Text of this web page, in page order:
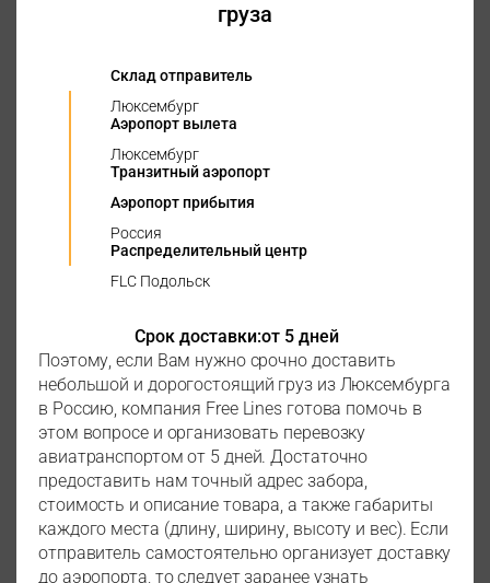
груза
Склад отправитель
Люксембург
Аэропорт вылета
Люксембург
Транзитный аэропорт
Аэропорт прибытия
Россия
Распределительный центр
FLC Подольск
Срок доставки:от 5 дней
Поэтому, если Вам нужно срочно доставить
небольшой и дорогостоящий груз из Люксембурга
в Россию, компания Free Lines готова помочь в
этом вопросе и организовать перевозку
авиатранспортом от 5 дней. Достаточно
предоставить нам точный адрес забора,
стоимость и описание товара, а также габариты
каждого места (длину, ширину, высоту и вес). Если
отправитель самостоятельно организует доставку
до аэропорта, то следует заранее узнать